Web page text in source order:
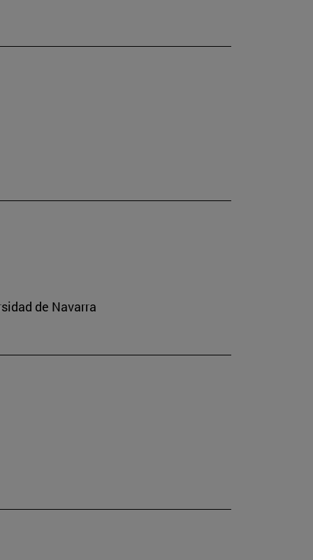
de Navarra